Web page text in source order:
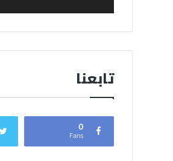
تابعنا
0
Fans